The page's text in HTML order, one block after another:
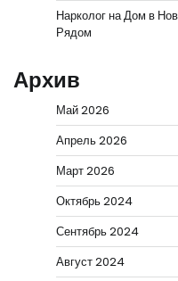
Нарколог на Дом в
Рядом
Архив
Май 2026
Апрель 2026
Март 2026
Октябрь 2024
Сентябрь 2024
Август 2024